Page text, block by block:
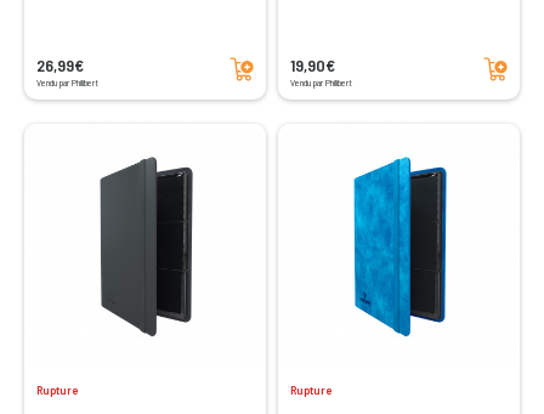
26,99€
Vendu par Philibert
Ajouter au panier 19,90€
Vendu par Philibert
Ajouter au panier
Rupture Rupture